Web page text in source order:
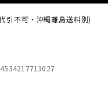
引不可・沖縄離島送料別)
4534217713027